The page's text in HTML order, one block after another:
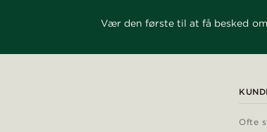
Vær den første til at få besked
Ofte